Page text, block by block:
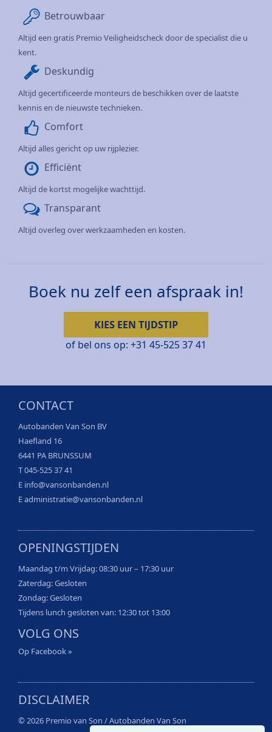
Betrouwbaar
Altijd een gratis Premio Veiligheidscheck door de specialist die u
kent.
Deskundig
Altijd gecertificeerde monteurs de beschikken over de laatste
kennis en de nieuwste technieken.
Comfort
Altijd alles gericht op uw rijplezier.
Efficiënt
Altijd de kortst mogelijke wachttijd.
Transparant
Altijd overleg over werkzaamheden en kosten.
Boek nu zelf een afspraak in!
of bel ons op: +31 45-525 37 41
CONTACT
Autobanden Van Son BV
Haefland 16
6441 PA BRUNSSUM
T 045-525 37 41
E info@vansonbanden.nl
Eadministratie@vansonbanden.nl
OPENINGSTIJDEN
Maandag t/m Vrijdag: 08:30 uur – 17:30 uur
Zaterdag: Gesloten
Zondag: Gesloten
Tijdens lunch gesloten van: 12:30 tot 13:00
VOLG ONS
Op Facebook »
DISCLAIMER
© 2026 Premio van Son / Autobanden Van Son